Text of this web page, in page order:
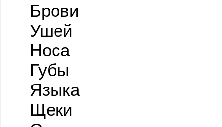
Брови
Ушей
Носа
Губы
Языка
Щеки